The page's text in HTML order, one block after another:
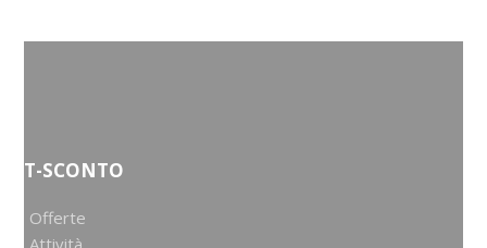
T-SCONTO
Offerte
Attività